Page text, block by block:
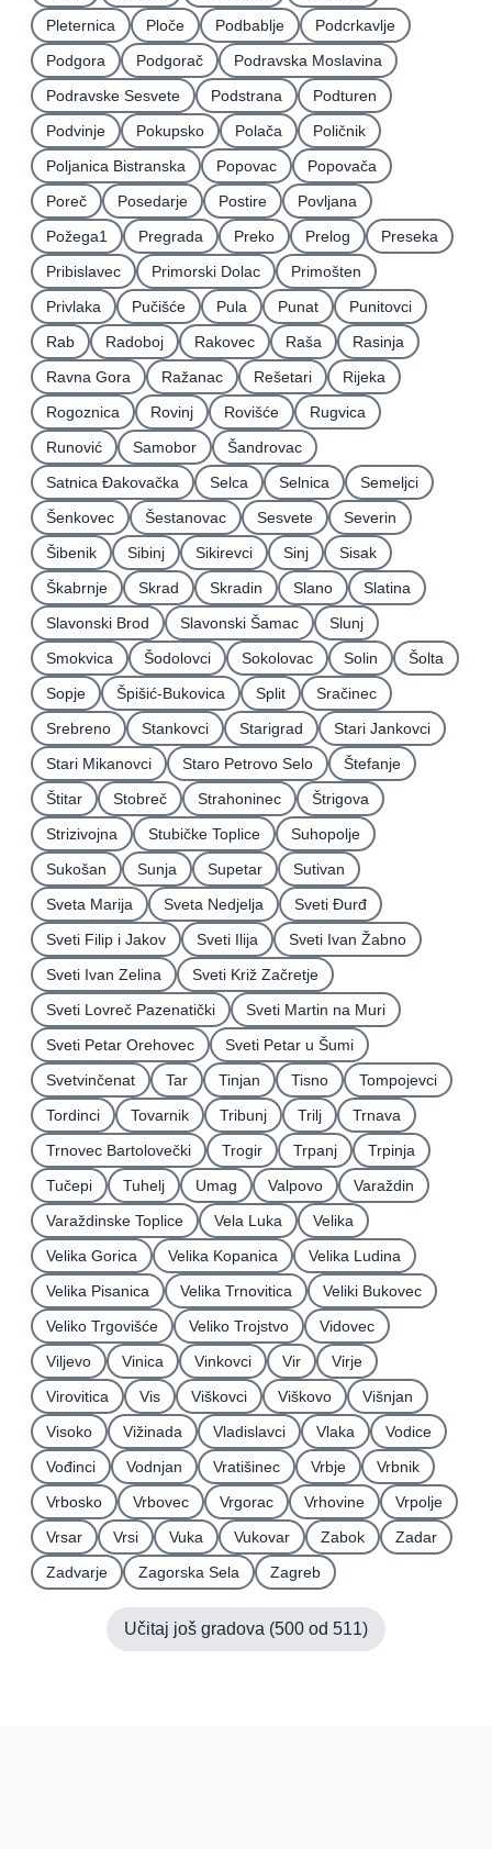
Pleternica
Ploče Podbablje
Podcrkavlje
Podgora
Podgorač
Podravska Moslavina
Podravske Sesvete
Podstrana
Podturen
Podvinje
Pokupsko Polača
Poličnik
Poljanica Bistranska
Popovac
Popovača
Poreč
Posedarje Postire
Povljana
Požega1
Pregrada Preko Prelog
Preseka
Pribislavec
Primorski Dolac
Primošten
Privlaka
Pučišće Pula Punat
Punitovci
Rab
Radoboj Rakovec Raša
Rasinja
Ravna Gora
Ražanac Rešetari
Rijeka
Rogoznica
Rovinj Rovišće
Rugvica
Runović
Samobor
Šandrovac
Satnica Ðakovačka
Selca Selnica
Semeljci
Šenkovec
Šestanovac Sesvete
Severin
Šibenik
Sibinj Sikirevci Sinj
Sisak
Škabrnje
Skrad Skradin Slano
Slatina
Slavonski Brod
Slavonski Šamac
Slunj
Smokvica
Šodolovci Sokolovac Solin
Šolta
Sopje
Špišić-Bukovica Split
Sračinec
Srebreno
Stankovci Starigrad
Stari Jankovci
Stari Mikanovci
Staro Petrovo Selo
Štefanje
Štitar
Stobreč Strahoninec
Štrigova
Strizivojna
Stubičke Toplice
Suhopolje
Sukošan
Sunja Supetar
Sutivan
Sveta Marija
Sveta Nedjelja
Sveti Ðurđ
Sveti Filip i Jakov
Sveti Ilija
Sveti Ivan Žabno
Sveti Ivan Zelina
Sveti Križ Začretje
Sveti Lovreč Pazenatički
Sveti Martin na Muri
Sveti Petar Orehovec
Sveti Petar u Šumi
Svetvinčenat
Tar Tinjan Tisno
Tompojevci
Tordinci
Tovarnik Tribunj Trilj
Trnava
Trnovec Bartolovečki
Trogir Trpanj
Trpinja
Tučepi
Tuhelj Umag Valpovo
Varaždin
Varaždinske Toplice
Vela Luka
Velika
Velika Gorica
Velika Kopanica
Velika Ludina
Velika Pisanica
Velika Trnovitica
Veliki Bukovec
Veliko Trgovišće
Veliko Trojstvo
Vidovec
Viljevo
Vinica Vinkovci Vir
Virje
Virovitica
Vis Viškovci Viškovo
Višnjan
Visoko
Vižinada Vladislavci Vlaka
Vodice
Vođinci
Vodnjan Vratišinec Vrbje
Vrbnik
Vrbosko
Vrbovec Vrgorac Vrhovine
Vrpolje
Vrsar
Vrsi Vuka Vukovar Zabok
Zadar
Zadvarje
Zagorska Sela Zagreb
Učitaj još gradova (500 od 511)